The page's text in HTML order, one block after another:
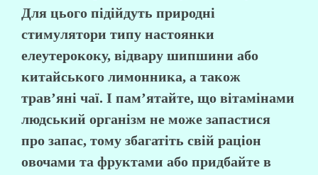
Для цього підійдуть природні
стимулятори типу настоянки
елеутерококу, відвару шипшини або
китайського лимонника, а також
трав’яні чаї. І пам’ятайте, що вітамінами
людський організм не може запастися
про запас, тому збагатіть свій раціон
овочами та фруктами або придбайте в